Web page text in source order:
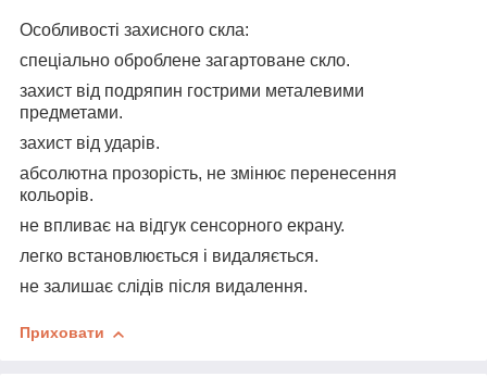
Особливості захисного скла:
спеціально оброблене загартоване скло.
захист від подряпин гострими металевими
предметами.
захист від ударів.
абсолютна прозорість, не змінює перенесення
кольорів.
не впливає на відгук сенсорного екрану.
легко встановлюється і видаляється.
не залишає слідів після видалення.
Приховати